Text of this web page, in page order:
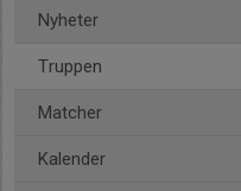
Nyheter
Truppen
Matcher
Kalender